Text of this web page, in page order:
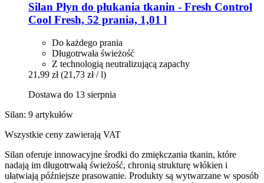
Silan Płyn do płukania tkanin -​ Fresh Control
Cool Fresh, 52 prania, 1,01 l
Do każdego prania
Długotrwała świeżość
Z technologią neutralizującą zapachy
21,99 zł (21,73 zł / l)
Dostawa do 13 sierpnia
Silan: 9 artykułów
Wszystkie ceny zawierają VAT
Silan oferuje innowacyjne środki do zmiękczania tkanin, które
nadają im długotrwałą świeżość, chronią strukturę włókien i
ułatwiają późniejsze prasowanie. Produkty są wytwarzane w sposób